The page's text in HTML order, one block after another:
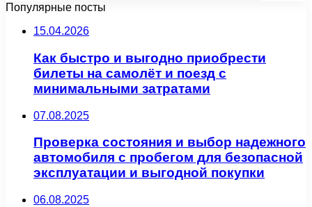
Популярные посты
15.04.2026
Как быстро и выгодно приобрести
билеты на самолёт и поезд с
минимальными затратами
07.08.2025
Проверка состояния и выбор надежного
автомобиля с пробегом для безопасной
эксплуатации и выгодной покупки
06.08.2025